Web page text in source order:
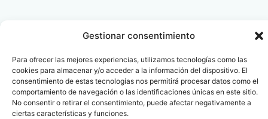
Gestionar consentimiento
Para ofrecer las mejores experiencias, utilizamos tecnologías como las
cookies para almacenar y/o acceder a la información del dispositivo. El
consentimiento de estas tecnologías nos permitirá procesar datos como el
comportamiento de navegación o las identificaciones únicas en este sitio.
No consentir o retirar el consentimiento, puede afectar negativamente a
ciertas características y funciones.
Contacto
info@fenin.es
C/ Villanueva, 20 - 1-
28001
Oficina Barcelona
Travesera de Gracia, 56 -
1º, 3ª 08006
932 014 655